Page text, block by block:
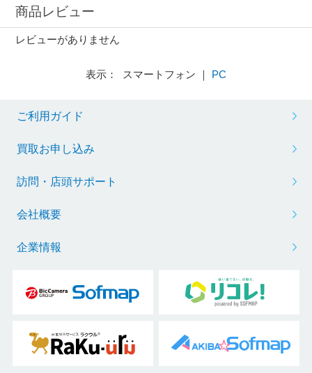
商品レビュー
レビューがありません
表示： スマートフォン ｜ PC
ご利用ガイド
買取お申し込み
訪問・店頭サポート
会社概要
企業情報